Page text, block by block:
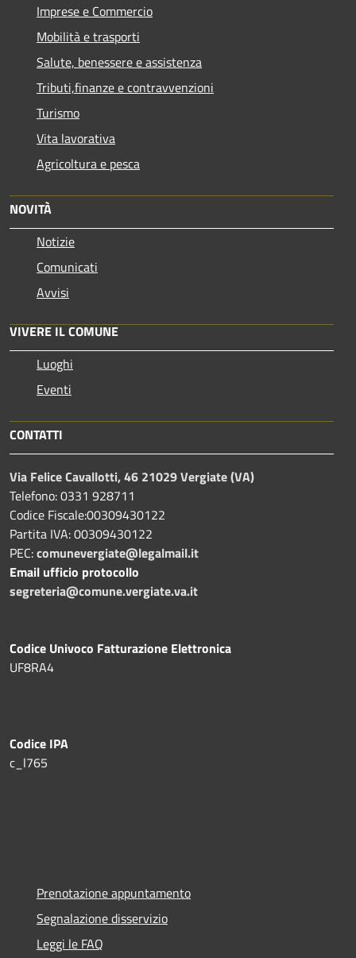
Imprese e Commercio
Mobilità e trasporti
Salute, benessere e assistenza
Tributi,finanze e contravvenzioni
Turismo
Vita lavorativa
Agricoltura e pesca
NOVITÀ
Notizie
Comunicati
Avvisi
VIVERE IL COMUNE
Luoghi
Eventi
CONTATTI
Via Felice Cavallotti, 46 21029 Vergiate (VA)
Telefono: 0331 928711
Codice Fiscale:00309430122
Partita IVA: 00309430122
PEC:comunevergiate@legalmail.it
Email ufficio protocollo
segreteria@comune.vergiate.va.it
Codice Univoco Fatturazione Elettronica
UF8RA4
Codice IPA
c_l765
Prenotazione appuntamento
Segnalazione disservizio
Leggi le FAQ